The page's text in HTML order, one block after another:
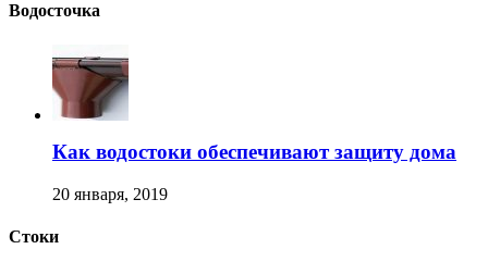
Водосточка
Как водостоки обеспечивают защиту дома
20 января, 2019
Стоки